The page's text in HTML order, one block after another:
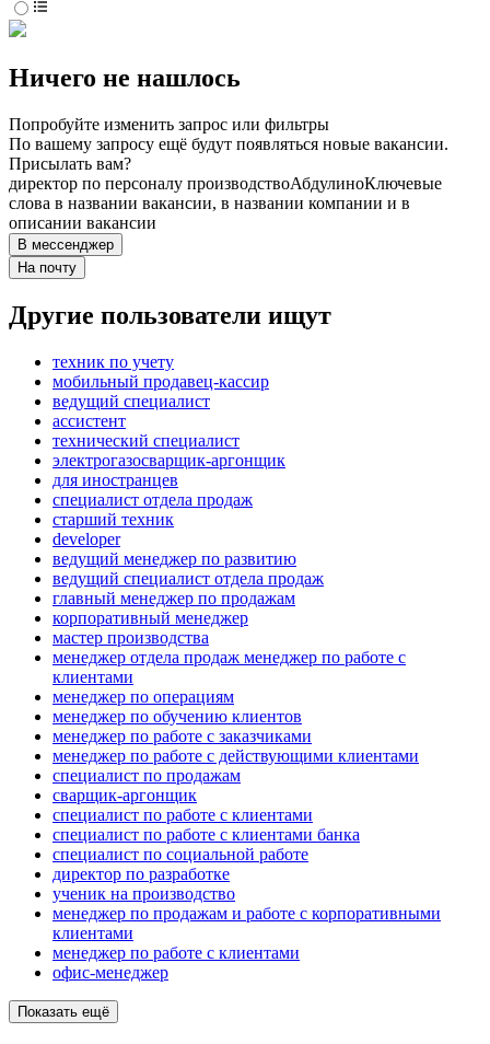
Ничего не нашлось
Попробуйте изменить запрос или фильтры
По вашему запросу ещё будут появляться новые вакансии.
Присылать вам?
директор по персоналу производствоАбдулиноКлючевые
слова в названии вакансии, в названии компании и в
описании вакансии
В мессенджер
На почту
Другие пользователи ищут
техник по учету
мобильный продавец-кассир
ведущий специалист
ассистент
технический специалист
электрогазосварщик-аргонщик
для иностранцев
специалист отдела продаж
старший техник
developer
ведущий менеджер по развитию
ведущий специалист отдела продаж
главный менеджер по продажам
корпоративный менеджер
мастер производства
менеджер отдела продаж менеджер по работе с
клиентами
менеджер по операциям
менеджер по обучению клиентов
менеджер по работе с заказчиками
менеджер по работе с действующими клиентами
специалист по продажам
сварщик-аргонщик
специалист по работе с клиентами
специалист по работе с клиентами банка
специалист по социальной работе
директор по разработке
ученик на производство
менеджер по продажам и работе с корпоративными
клиентами
менеджер по работе с клиентами
офис-менеджер
Показать ещё